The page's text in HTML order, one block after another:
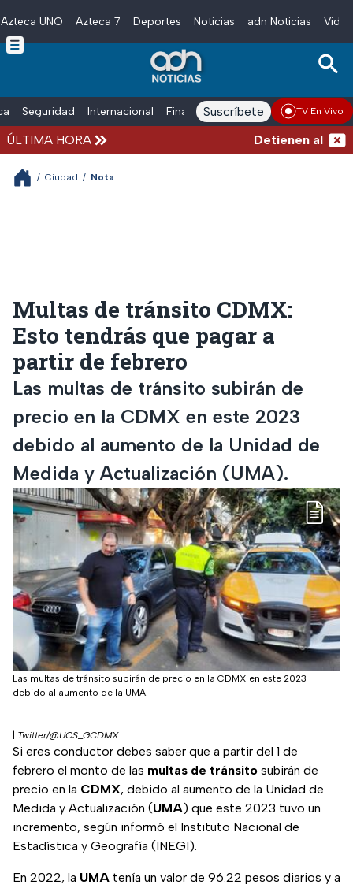
Skip to main content
Azteca UNO Azteca 7 Deportes Noticias adn Noticias
Seguridad Internacional Finanzas adn Noticias Radio
Suscríbete TV En Vivo
ÚLTIMA HORA Detienen al
/ Ciudad / Nota
Multas de tránsito CDMX:
Esto tendrás que pagar a
partir de febrero
Las multas de tránsito subirán de
precio en la CDMX en este 2023
debido al aumento de la Unidad de
Medida y Actualización (UMA).
Las multas de tránsito subirán de precio en la CDMX en este 2023
debido al aumento de la UMA.
Twitter/@UCS_GCDMX
Si eres conductor debes saber que a partir del 1 de
febrero el monto de las multas de tránsito subirán de
precio en la CDMX, debido al aumento de la Unidad de
Medida y Actualización (UMA) que este 2023 tuvo un
incremento, según informó el Instituto Nacional de
Estadística y Geografía (INEGI).
En 2022, la UMA tenía un valor de 96.22 pesos diarios y a